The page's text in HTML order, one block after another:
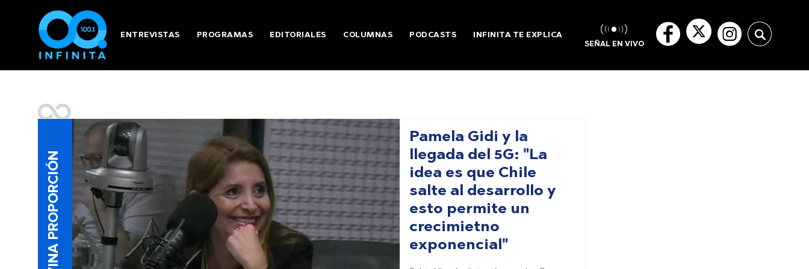
ENTREVISTAS PROGRAMAS EDITORIALES COLUMNAS PODCASTS INFINITA TE EXPLICA
SEÑAL EN VIVO
DIVINA PROPORCIÓN
Pamela Gidi y la
llegada del 5G: "La
idea es que Chile
salte al desarrollo y
esto permite un
crecimietno
exponencial"